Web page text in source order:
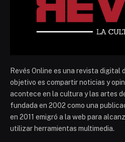
Revés Online es una revista digital
objetivo es compartir noticias y
acontece en la cultura y las artes
fundada en 2002 como una
en 2011 emigró a la web para
utilizar herramientas multimedia.